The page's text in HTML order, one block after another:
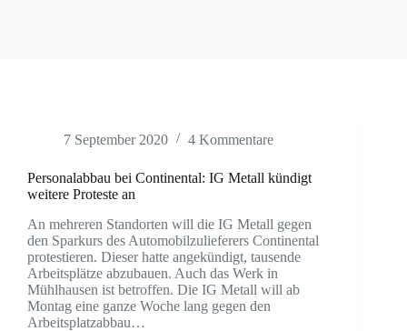
7 September 2020 4 Kommentare
Personalabbau bei Continental: IG Metall kündigt
weitere Proteste an
An mehreren Standorten will die IG Metall gegen
den Sparkurs des Automobilzulieferers Continental
protestieren. Dieser hatte angekündigt, tausende
Arbeitsplätze abzubauen. Auch das Werk in
Mühlhausen ist betroffen. Die IG Metall will ab
Montag eine ganze Woche lang gegen den
Arbeitsplatzabbau…